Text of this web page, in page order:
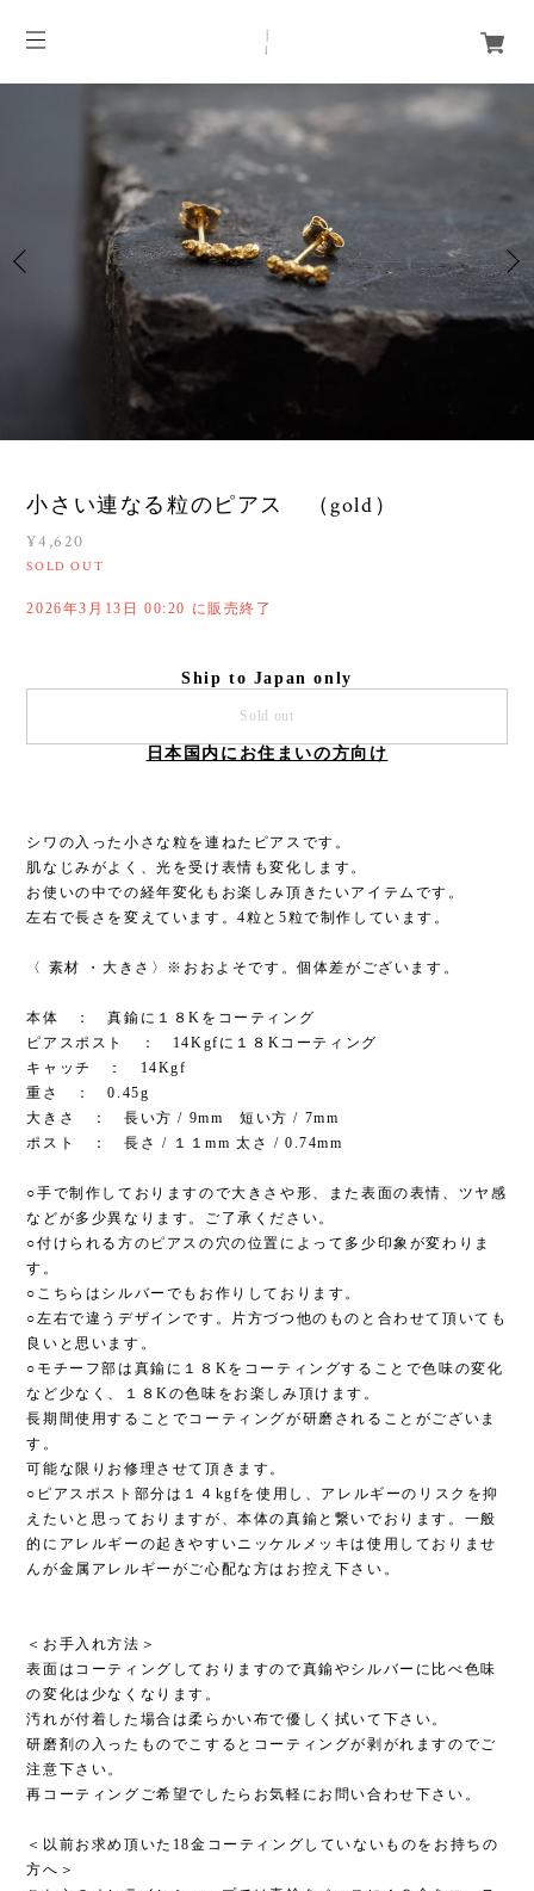
小さい連なる粒のピアス （gold）
¥4,620
SOLD OUT
2026年3月13日 00:20 に販売終了
Ship to Japan only
Sold out
日本国内にお住まいの方向け
シワの入った小さな粒を連ねたピアスです。
肌なじみがよく、光を受け表情も変化します。
お使いの中での経年変化もお楽しみ頂きたいアイテムです。
左右で長さを変えています。4粒と5粒で制作しています。
〈 素材 ・大きさ〉※おおよそです。個体差がございます。
本体 ： 真鍮に１８Kをコーティング
ピアスポスト ： 14Kgfに１８Kコーティング
キャッチ ： 14Kgf
重さ ： 0.45g
大きさ ： 長い方 / 9mm 短い方 / 7mm
ポスト ： 長さ / １１mm 太さ / 0.74mm
○手で制作しておりますので大きさや形、また表面の表情、ツヤ感
などが多少異なります。ご了承ください。
○付けられる方のピアスの穴の位置によって多少印象が変わりま
す。
○こちらはシルバーでもお作りしております。
○左右で違うデザインです。片方づつ他のものと合わせて頂いても
良いと思います。
○モチーフ部は真鍮に１８Kをコーティングすることで色味の変化
など少なく、１８Kの色味をお楽しみ頂けます。
長期間使用することでコーティングが研磨されることがございま
す。
可能な限りお修理させて頂きます。
○ピアスポスト部分は１４kgfを使用し、アレルギーのリスクを抑
えたいと思っておりますが、本体の真鍮と繋いでおります。一般
的にアレルギーの起きやすいニッケルメッキは使用しておりませ
んが金属アレルギーがご心配な方はお控え下さい。
＜お手入れ方法＞
表面はコーティングしておりますので真鍮やシルバーに比べ色味
の変化は少なくなります。
汚れが付着した場合は柔らかい布で優しく拭いて下さい。
研磨剤の入ったものでこするとコーティングが剥がれますのでご
注意下さい。
再コーティングご希望でしたらお気軽にお問い合わせ下さい。
＜以前お求め頂いた18金コーティングしていないものをお持ちの
方へ＞